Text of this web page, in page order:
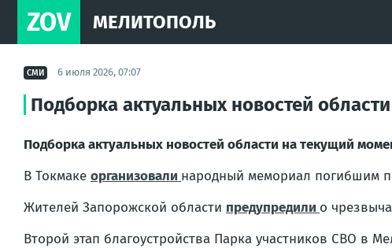
ZOV МЕЛИТОПОЛЬ
СМИ 6 июля 2026, 07:07
Подборка актуальных новостей
Подборка актуальных новостей области на текущий
В Токмаке организовали народный мемориал погибшим
Жителей Запорожской области предупредили о
Второй этап благоустройства Парка участников СВО в